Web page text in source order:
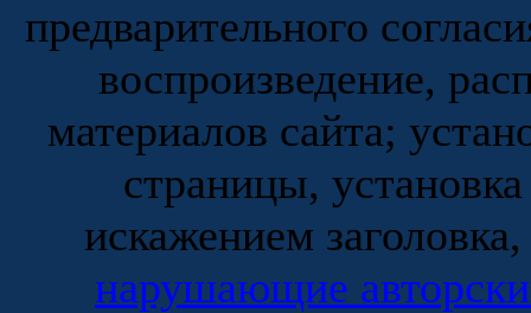
предварительного
воспроизведение,
материалов сайта;
страницы,
искажением
нарушающие